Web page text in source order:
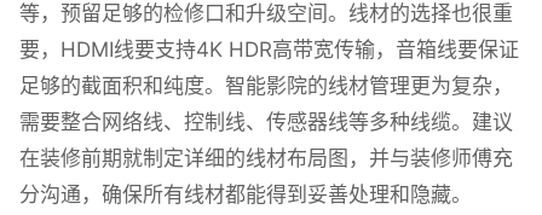
等，预留足够的检修口和升级空间。线材的选择也很重
要，HDMI线要支持4K HDR高带宽传输，音箱线要保证
足够的截面积和纯度。智能影院的线材管理更为复杂，
需要整合网络线、控制线、传感器线等多种线缆。建议
在装修前期就制定详细的线材布局图，并与装修师傅充
分沟通，确保所有线材都能得到妥善处理和隐藏。